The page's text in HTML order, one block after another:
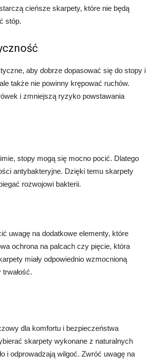
cieńsze skarpety, które nie będą
stóp.
aby dobrze dopasować się do stopy i
także nie powinny krępować ruchów.
i zmniejszą ryzyko powstawania
stopy mogą się mocno pocić. Dlatego
antybakteryjne. Dzięki temu skarpety
rozwojowi bakterii.
uwagę na dodatkowe elementy, które
ochrona na palcach czy pięcie, która
miały odpowiednio wzmocnioną
dla komfortu i bezpieczeństwa
skarpety wykonane z naturalnych
i odprowadzają wilgoć. Zwróć uwagę na